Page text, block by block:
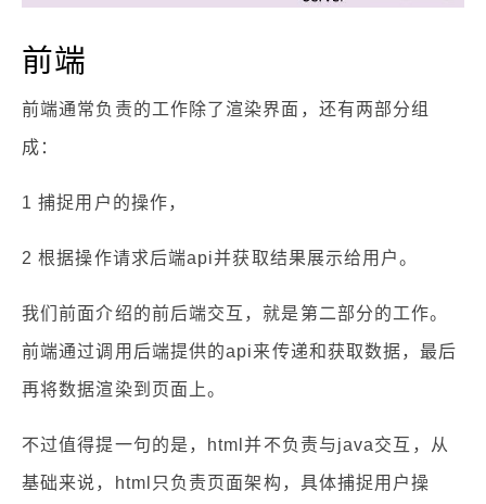
前端
前端通常负责的工作除了渲染界面，还有两部分组
成：
1 捕捉用户的操作，
2 根据操作请求后端api并获取结果展示给用户。
我们前面介绍的前后端交互，就是第二部分的工作。
前端通过调用后端提供的api来传递和获取数据，最后
再将数据渲染到页面上。
不过值得提一句的是，html并不负责与java交互，从
基础来说，html只负责页面架构，具体捕捉用户操